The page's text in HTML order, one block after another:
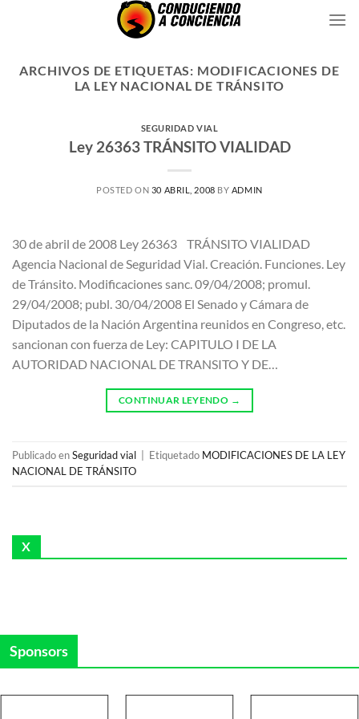
ARCHIVOS DE ETIQUETAS: MODIFICACIONES DE
LA LEY NACIONAL DE TRÁNSITO
SEGURIDAD VIAL
Ley 26363 TRÁNSITO VIALIDAD
POSTED ON 30 ABRIL, 2008 BY ADMIN
30 de abril de 2008 Ley 26363 TRÁNSITO VIALIDAD
Agencia Nacional de Seguridad Vial. Creación. Funciones. Ley
de Tránsito. Modificaciones sanc. 09/04/2008; promul.
29/04/2008; publ. 30/04/2008 El Senado y Cámara de
Diputados de la Nación Argentina reunidos en Congreso, etc.
sancionan con fuerza de Ley: CAPITULO I DE LA
AUTORIDAD NACIONAL DE TRANSITO Y DE…
CONTINUAR LEYENDO →
Publicado enSeguridad vial Etiquetado MODIFICACIONES DE LA LEY
NACIONAL DE TRÁNSITO
X
Sponsors